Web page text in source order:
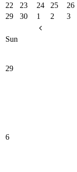
22 23 24 25 26
29
30 1 2 3
Sun
29
6